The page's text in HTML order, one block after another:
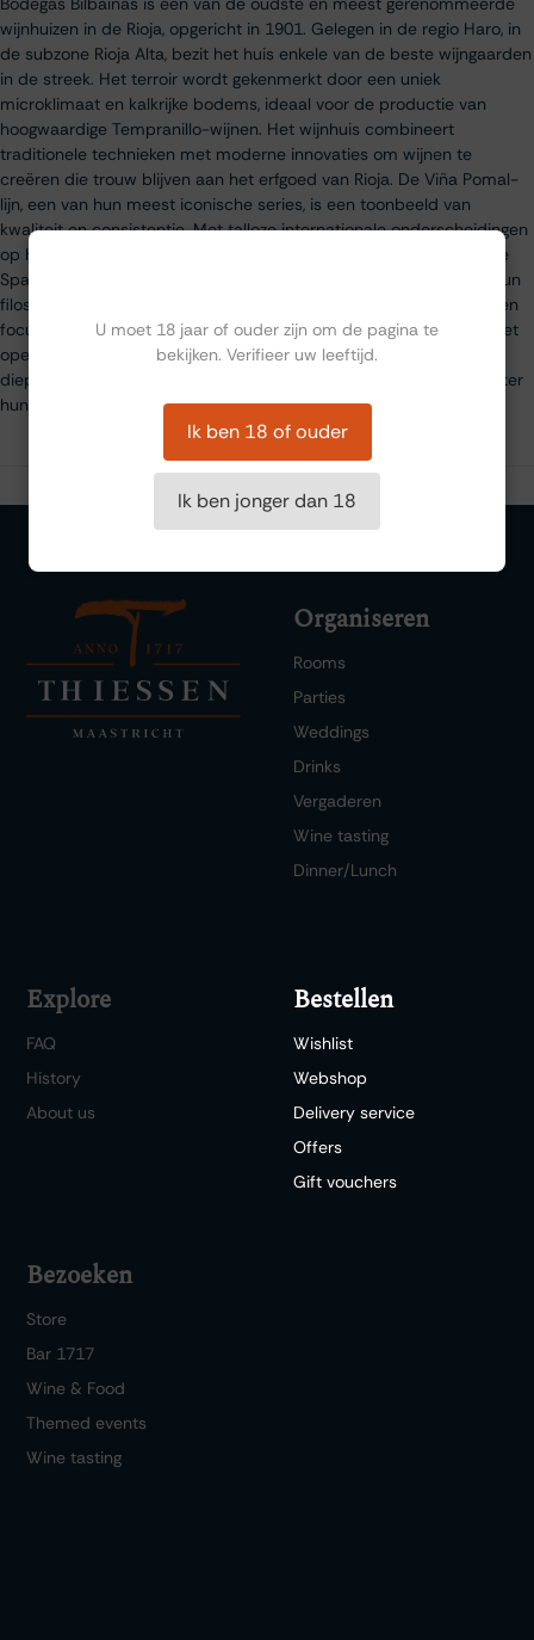
wijnhuizen in de Rioja, opgericht in 1901. Gelegen in de regio Haro, in
de subzone Rioja Alta, bezit het huis enkele van de beste wijngaarden
in de streek. Het terroir wordt gekenmerkt door een uniek
microklimaat en kalkrijke bodems, ideaal voor de productie van
hoogwaardige Tempranillo-wijnen. Het wijnhuis combineert
traditionele technieken met moderne innovaties om wijnen te
creëren die trouw blijven aan het erfgoed van Rioja. De Viña Pomal-
lijn, een van hun meest iconische series, is een toonbeeld van
kwaliteit en consistentie. Met talloze internationale onderscheidingen
op hun naam blijft Bodegas Bilbaínas een standaarddrager van de
Spaanse wijncultuur. Duurzaamheid speelt een belangrijke rol in hun
filosofie: van het minimaliseren van de impact op het milieu tot een
focus op biologische wijnbouw. Het huis verwelkomt bezoekers met
open armen en biedt rondleidingen en proeverijen aan die een
diepgaand inzicht geven in de rijke geschiedenis en expertise achter
hun wijnen.
Organiseren
Rooms
Parties
Weddings
Drinks
Vergaderen
Wine tasting
Dinner/Lunch
Explore
FAQ
History
About us
Bestellen
Wishlist
Webshop
Delivery service
Offers
Gift vouchers
Bezoeken
Store
Bar 1717
Wine & Food
Themed events
Wine tasting
U moet 18 jaar of ouder zijn om de pagina te
bekijken. Verifieer uw leeftijd.
Ik ben 18 of ouder
Ik ben jonger dan 18